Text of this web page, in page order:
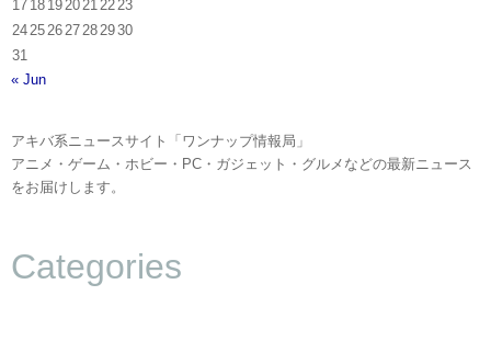
17 18 19 20 21 22 23
24 25 26 27 28 2930
31
« Jun
アキバ系ニュースサイト「ワンナップ情報局」
アニメ・ゲーム・ホビー・PC・ガジェット・グルメなどの最新ニュース
をお届けします。
Categories